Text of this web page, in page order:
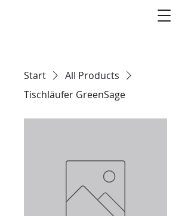
Start
All Products
Tischläufer GreenSage